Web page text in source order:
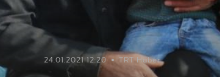
24.01.2021 12:20 TRT Haber